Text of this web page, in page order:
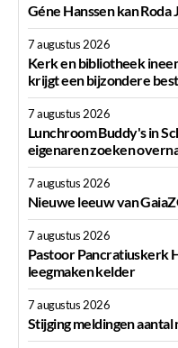
Géne Hanssen kan
7 augustus 2026
Kerk en bibliotheek
krijgt een bijzondere
7 augustus 2026
Lunchroom Buddy's in
eigenaren zoeken
7 augustus 2026
Nieuwe leeuw van
7 augustus 2026
Pastoor Pancratiuskerk
leegmaken kelder
7 augustus 2026
Stijging meldingen